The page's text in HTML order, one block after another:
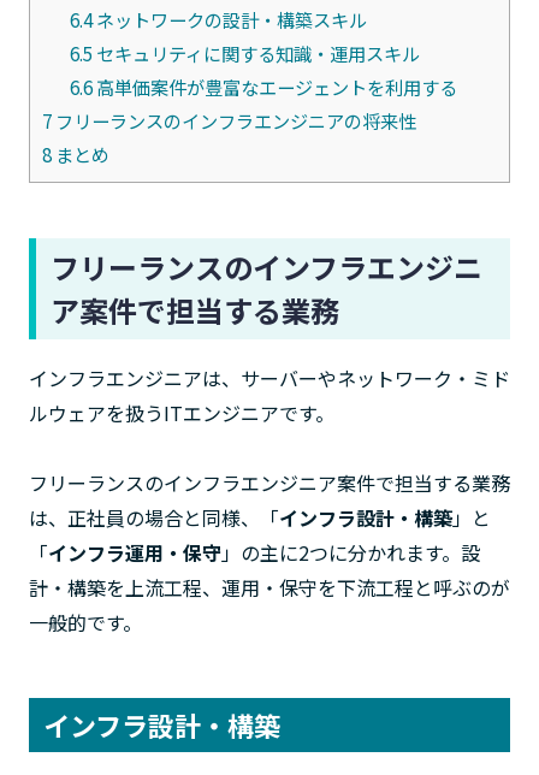
6.4ネットワークの設計・構築スキル
6.5 セキュリティに関する知識・運用スキル
6.6高単価案件が豊富なエージェントを利用する
7フリーランスのインフラエンジニアの将来性
8まとめ
フリーランスのインフラエンジニ
ア案件で担当する業務
インフラエンジニアは、サーバーやネットワーク・ミド
ルウェアを扱うITエンジニアです。
フリーランスのインフラエンジニア案件で担当する業務
は、正社員の場合と同様、「インフラ設計・構築」と
「インフラ運用・保守」の主に2つに分かれます。設
計・構築を上流工程、運用・保守を下流工程と呼ぶのが
一般的です。
インフラ設計・構築